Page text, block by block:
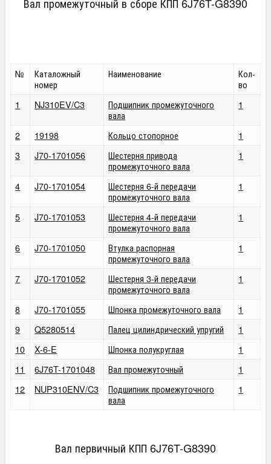
№
Каталожный
номер
Наименование
Кол-
во
1
NJ310EV/C3
Подшипник промежуточного
вала
1
2 19198 Кольцо стопорное
1
3
J70-1701056
Шестерня привода
промежуточного вала
1
4 J70-1701054
Шестерня 6-й передачи
промежуточного вала
1
5 J70-1701053
Шестерня 4-й передачи
промежуточного вала
1
6 J70-1701050
Втулка распорная
промежуточного вала
1
7 J70-1701052
Шестерня 3-й передачи
промежуточного вала
1
8 J70-1701055 Шпонка промежуточного вала
1
9
Q5280514 Палец цилиндрический упругий
1
10
X-6-E Шпонка полукруглая
1
11
6J76T-1701048 Вал промежуточный
1
12
NUP310ENV/C3
Подшипник промежуточного
вала
1
Вал первичный КПП 6J76T-G8390